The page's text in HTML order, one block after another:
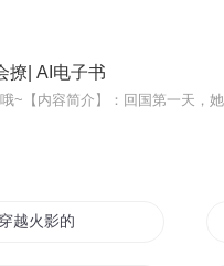
撩| AI电子书
穿越火影的国服剑仙